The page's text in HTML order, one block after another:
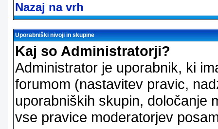
Nazaj na vrh
Uporabniški nivoji in skupine
Kaj so Administratorji?
Administrator je uporabnik, ki
forumom (nastavitev pravic,
uporabniških skupin, določanje
vse pravice moderatorjev